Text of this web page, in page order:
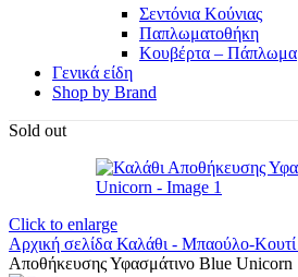
Σεντόνια Κούνιας
Παπλωματοθήκη
Κουβέρτα – Πάπλωμα
Γενικά είδη
Shop by Brand
Sold out
Click to enlarge
Αρχική σελίδα Καλάθι - Μπαούλο-
Αποθήκευσης Υφασμάτινο Blue Unicorn